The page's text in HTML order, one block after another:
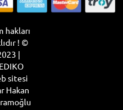
hakları
! ©
|
sitesi
Hakan